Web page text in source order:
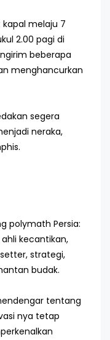
melaju 7
2.00 pagi di
beberapa
menghancurkan
segera
neraka,
polymath Persia:
kecantikan,
strategi,
budak.
tentang
nya tetap